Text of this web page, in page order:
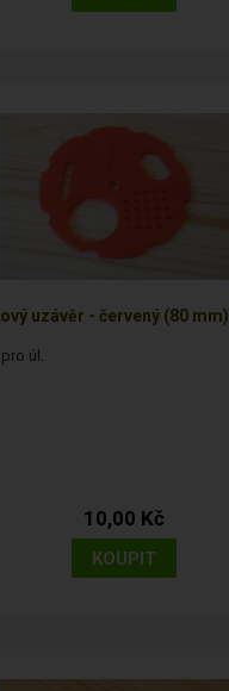
uzávěr - červený (80 mm)
úl.
10,00 Kč